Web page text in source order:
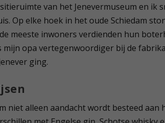
van het Jenevermuseum en ik
Op elke hoek in het oude Schiedam
meeste inwoners verdienden hun
mijn opa vertegenwoordiger bij de
ging.
niet alleen aandacht wordt besteed aan